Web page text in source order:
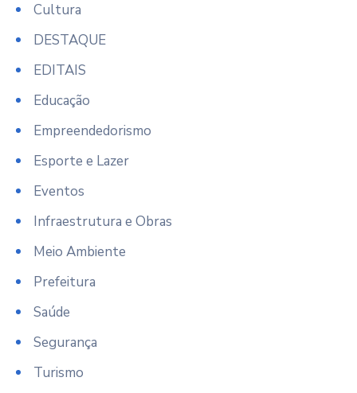
Cultura
DESTAQUE
EDITAIS
Educação
Empreendedorismo
Esporte e Lazer
Eventos
Infraestrutura e Obras
Meio Ambiente
Prefeitura
Saúde
Segurança
Turismo